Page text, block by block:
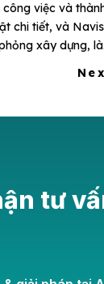
việc và
chi tiết, và
xây dựng,
tư